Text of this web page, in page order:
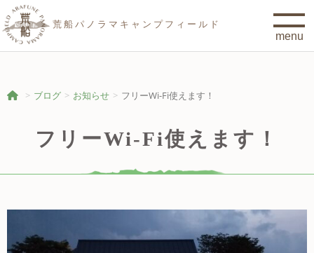
荒船パノラマキャンプフィールド
ブログ お知らせ フリーWi-Fi使えます！
フリーWi-Fi使えます！